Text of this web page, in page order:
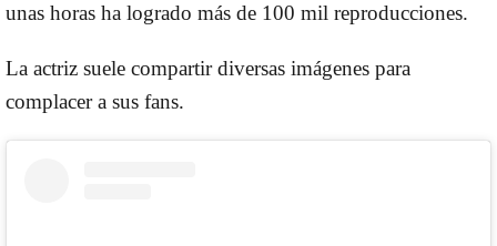
unas horas ha logrado más de 100 mil reproducciones.
La actriz suele compartir diversas imágenes para
complacer a sus fans.